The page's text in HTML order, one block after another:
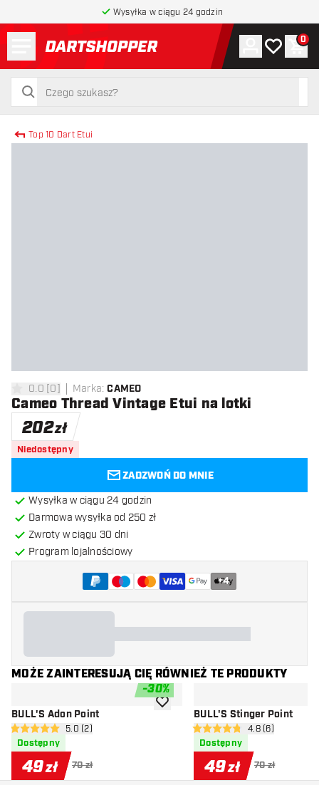
Wysyłka w ciągu 24 godzin
powrót do strony głównej
szukaj
szukaj
Konto
Moja lista
0
Top 10 Dart Etui
0 gwiazdki oceny
0.0 [0] Marka: CAMEO
Cameo Thread Vintage Etui na lotki
202zł
Niedostępny
ZADZWOŃ DO MNIE
Wysyłka w ciągu 24 godzin
Darmowa wysyłka od 250 zł
Zwroty w ciągu 30 dni
Program lojalnościowy
+4
MOŻE ZAINTERESUJĄ CIĘ RÓWNIEŻ TE PRODUKTY
-30%
BULL'S Adon Point
otwórz panel recenzji
5 gwiazdki oceny5.0 (2)
Dostępny
49zł 70 zł
dodaj do listy życzeń
BULL'S Stinger Point
otwórz panel
4.8 gwiazdki oceny
4.8 (6)
Dostępny
49zł 70 zł